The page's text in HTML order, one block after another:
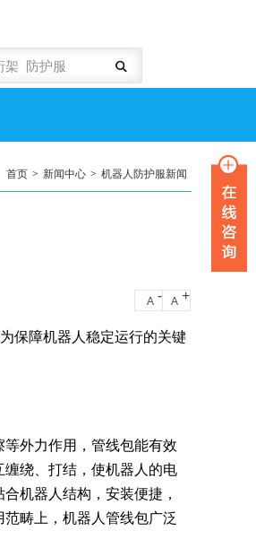
首页 > 新闻中心 > 机器人防护服新闻
A - A +
保障机器人稳定运行的关键
外力作用，管线包能有效
绕、打结，使机器人的电
机器人结构，安装便捷，
畴上，机器人管线包广泛